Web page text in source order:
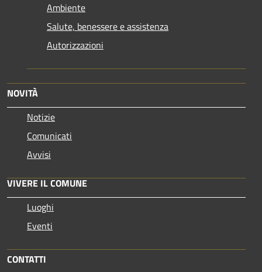
Ambiente
Salute, benessere e assistenza
Autorizzazioni
NOVITÀ
Notizie
Comunicati
Avvisi
VIVERE IL COMUNE
Luoghi
Eventi
CONTATTI